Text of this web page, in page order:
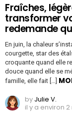
Fraîches,
transformer
redemande
En juin, la chaleur
courgette, star des
croquante quand elle
douce quand elle se
famille, elle fait […]
by Julie V.
il y a environ